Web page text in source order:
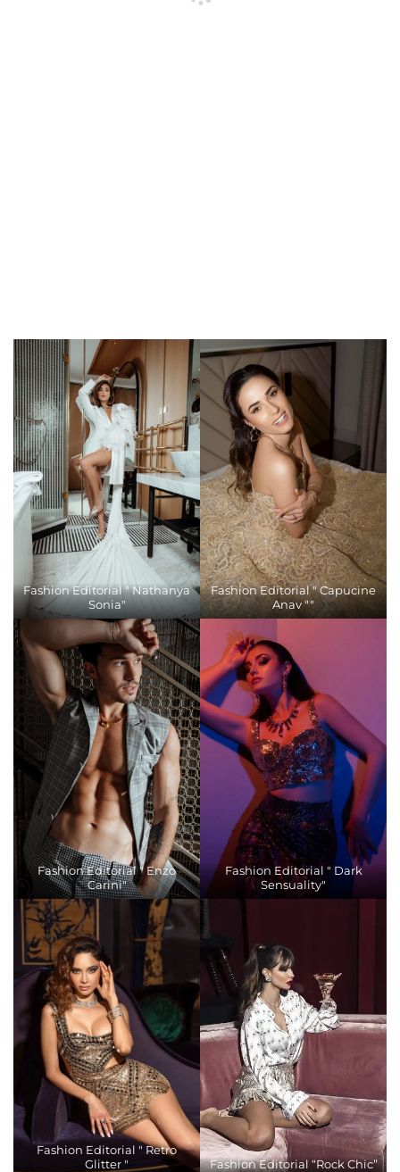
Fashion Editorial " Nathanya
Sonia"
Fashion Editorial " Capucine
Anav ""
Fashion Editorial " Enzo
Carini"
Fashion Editorial " Dark
Sensuality"
Fashion Editorial " Retro
Glitter "
Fashion Editorial “Rock Chic”